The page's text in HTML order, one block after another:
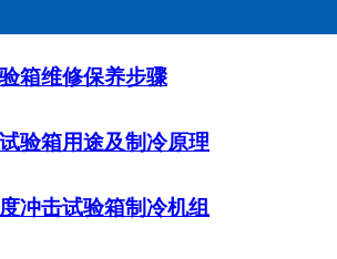
箱维修保养步骤
验箱用途及制冷原理
冲击试验箱制冷机组